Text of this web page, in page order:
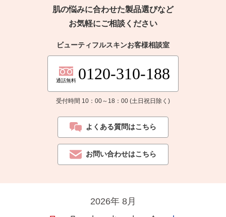
肌の悩みに合わせた製品選びなど
お気軽にご相談ください
ビューティフルスキンお客様相談室
通話無料 0120-310-188
受付時間 10：00～18：00 (土日祝日除く)
よくある質問はこちら
お問い合わせはこちら
2026年 8月